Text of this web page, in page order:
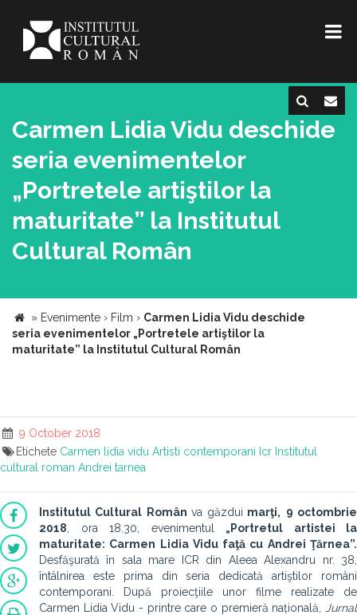
Carmen Lidia Vidu deschide
seria evenimentelor
„Portretele artiştilor la
maturitate” la Institutul
Cultural Român
» Evenimente › Film › Carmen Lidia Vidu deschide
seria evenimentelor „Portretele artiştilor la
maturitate” la Institutul Cultural Român
9 October 2018
Etichete Carmen lidia vidu Artisti contemporani Icr Institutul
cultural roman Andrei tarnea
Institutul Cultural Român va găzdui marţi, 9 octombrie
2018 , ora 18.30, evenimentul „Portretul artistei la
maturitate: Carmen Lidia Vidu faţă cu Andrei Ţărnea”.
Desfăşurată în sala mare ICR din Aleea Alexandru nr. 38,
întâlnirea este prima din seria dedicată artiştilor români
contemporani. După proiecţiile unor filme realizate de
Carmen Lidia Vidu - printre care o premieră națională,
Jurnal